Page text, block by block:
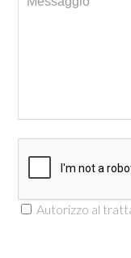
Autorizzo al